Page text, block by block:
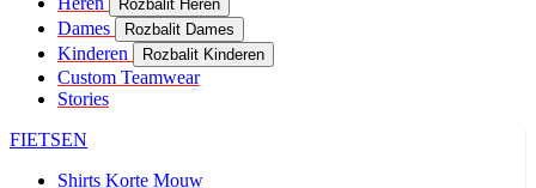
Rozbalit Heren
Dames Rozbalit Dames
Kinderen Rozbalit Kinderen
Custom Teamwear
Stories
FIETSEN
Shirts Korte Mouw